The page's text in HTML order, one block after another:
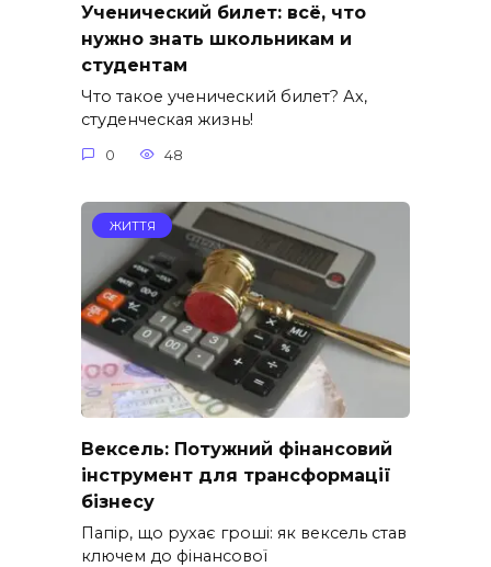
Ученический билет: всё, что
нужно знать школьникам и
студентам
Что такое ученический билет? Ах,
студенческая жизнь!
0 48
ЖИТТЯ
Вексель: Потужний фінансовий
інструмент для трансформації
бізнесу
Папір, що рухає гроші: як вексель став
ключем до фінансової